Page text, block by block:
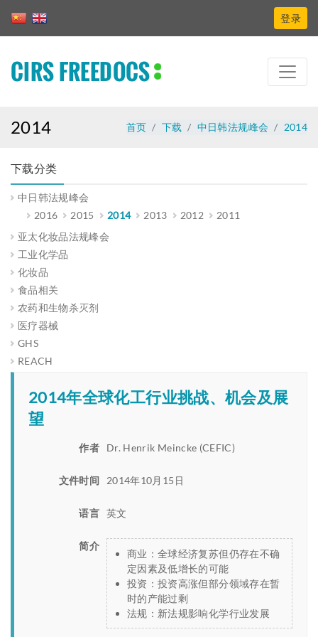
登录
CIRS FREEDOCS
2014 首页 下载 中日韩法规峰会 2014
下载分类
中日韩法规峰会
2016
2015 2014 2013 2012
2011
亚太化妆品法规峰会
工业化学品
化妆品
食品相关
农药和生物杀灭剂
医疗器械
GHS
REACH
2014年全球化工行业挑战、机会及展
望
作者 Dr. Henrik Meincke (CEFIC)
文件时间 2014年10月15日
语言 英文
简介
商业：全球经济复苏但仍存在不确
定因素及低增长的可能
投资：投资高涨但部分领域存在暂
时的产能过剩
法规：新法规影响化学行业发展